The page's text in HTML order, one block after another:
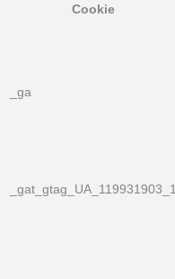
Cookie
_ga
_gat_gtag_UA_119931903_1